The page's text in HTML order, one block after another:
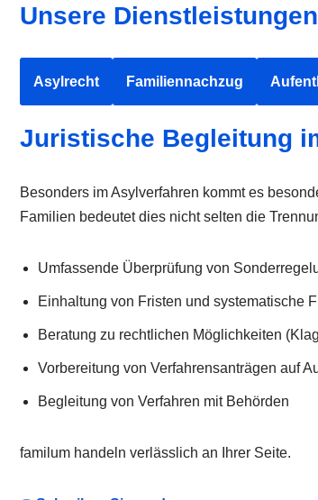
Unsere
Asylrecht Familiennachzug
Juristische Begleitung
Besonders im Asylverfahren kommt es
Familien bedeutet dies nicht selten die
Umfassende Überprüfung von
Einhaltung von Fristen und systematische
Beratung zu rechtlichen Möglichkeiten
Vorbereitung von Verfahrensanträgen auf
Begleitung von Verfahren mit Behörden
familum handeln verlässlich an Ihrer Seite.